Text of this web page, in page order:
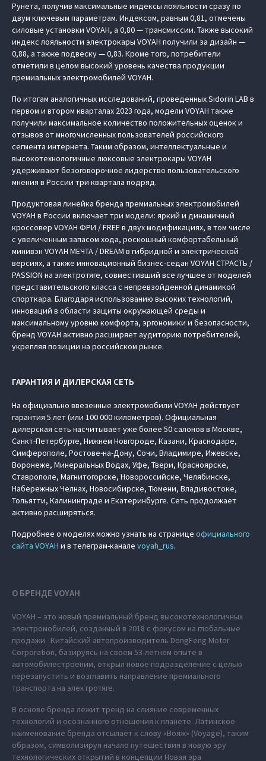
Рунета, получив максимальные индексы лояльности сразу по
двум ключевым параметрам. Индексом, равным 0,81, отмечены
силовые установки VOYAH, а 0,80 — трансмиссии. Также высокий
индекс лояльности электрокары VOYAH получили за дизайн —
0,88, а также подвеску — 0,83. Кроме того, потребители
отметили в целом высокий уровень качества продукции
премиальных электромобилей VOYAH.
По итогам аналогичных исследований, проведенных Sidorin LAB в
первом и втором кварталах 2023 года, модели VOYAH также
получили максимальное количество положительных оценок и
отзывов от многочисленных пользователей российского
сегмента интернета. Таким образом, интеллектуальные и
высокотехнологичные люксовые электрокары VOYAH
удерживают безоговорочное лидерство пользовательского
мнения в России три квартала подряд.
Продуктовая линейка бренда премиальных электромобилей
VOYAH в России включает три модели: яркий и динамичный
кроссовер VOYAH ФРИ / FREE в двух модификациях, в том числе
с увеличенным запасом хода, роскошный комфортабельный
минивэн VOYAH МЕЧТА / DREAM в гибридной и электрической
версиях, а также инновационный бизнес-седан VOYAH СТРАСТЬ /
PASSION на электротяге, совместивший все лучшее от моделей
представительского класса с непревзойденной динамикой
спорткара. Благодаря использованию высоких технологий,
инноваций в области защиты окружающей среды и
максимальному уровню комфорта, эргономики и безопасности,
бренд VOYAH активно расширяет аудиторию потребителей,
укрепляя позиции на российском рынке.
ГАРАНТИЯ И ДИЛЕРСКАЯ СЕТЬ
На официально ввезенные электромобили VOYAH действует
гарантия 5 лет (или 100 000 километров). Официальная
дилерская сеть насчитывает уже более 50 салонов в Москве,
Санкт-Петербурге, Нижнем Новгороде, Казани, Краснодаре,
Симферополе, Ростове-на-Дону, Сочи, Владимире, Ижевске,
Воронеже, Минеральных Водах, Уфе, Твери, Красноярске,
Ставрополе, Магнитогорске, Новороссийске, Челябинске,
Набережных Челнах, Новосибирске, Тюмени, Владивостоке,
Тольятти, Калининграде и Екатеринбурге. Сеть продолжает
активно расширяться.
Подробнее о моделях можно узнать на странице официального
сайта VOYAH и в телеграм-канале voyah_rus.
О БРЕНДЕ VOYAH
VOYAH – это новый премиальный бренд высокотехнологичных
электромобилей, созданный в 2018 с фокусом на глобальные
продажи. Китайский автопроизводитель DongFeng Motor
Corporation, базируясь на своем 53-летнем опыте в
автомобилестроении, открыл новое подразделение с целью
перезапустить и возглавить направление премиального
транспорта на электротяге.
В основе бренда лежит тренд на слияние современных
технологий и осознанного отношения к планете. Латинское
наименование бренда отсылает к слову «Вояж» (Voyage), таким
образом, символизируя начало путешествия в новую эру
технологических открытий в концепции Новая эра